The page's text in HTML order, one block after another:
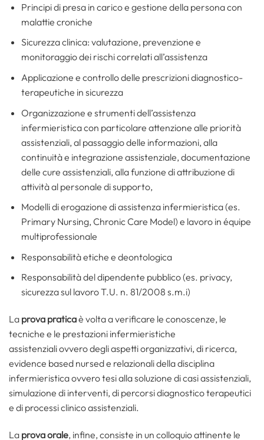
Principi di presa in carico e gestione della persona con
malattie croniche
Sicurezza clinica: valutazione, prevenzione e
monitoraggio dei rischi correlati all’assistenza
Applicazione e controllo delle prescrizioni diagnostico-
terapeutiche in sicurezza
Organizzazione e strumenti dell’assistenza
infermieristica con particolare attenzione alle priorità
assistenziali, al passaggio delle informazioni, alla
continuità e integrazione assistenziale, documentazione
delle cure assistenziali, alla funzione di attribuzione di
attività al personale di supporto,
Modelli di erogazione di assistenza infermieristica (es.
Primary Nursing, Chronic Care Model) e lavoro in équipe
multiprofessionale
Responsabilità etiche e deontologica
Responsabilità del dipendente pubblico (es. privacy,
sicurezza sul lavoro T.U. n. 81/2008 s.m.i)
La prova praticaè volta a verificare le conoscenze, le
tecniche e le prestazioni infermieristiche
assistenziali ovvero degli aspetti organizzativi, di ricerca,
evidence based nursed e relazionali della disciplina
infermieristica ovvero tesi alla soluzione di casi assistenziali,
simulazione di interventi, di percorsi diagnostico terapeutici
e di processi clinico assistenziali.
La prova orale, infine, consiste in un colloquio attinente le